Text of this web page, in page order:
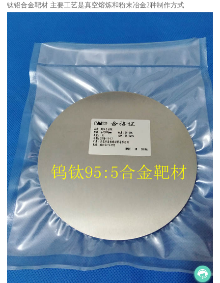
钛铝合金靶材 主要工艺是真空熔炼和粉末冶金2种制作方式